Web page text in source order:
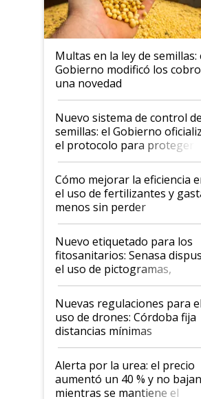
Multas en la ley de semillas:
Gobierno modificó los
una novedad
Nuevo sistema de control de
semillas: el Gobierno
el protocolo para proteger la
propiedad intelectual
Cómo mejorar la eficiencia
el uso de fertilizantes y
menos sin perder
productividad en la
fina
Nuevo etiquetado para los
fitosanitarios: Senasa
el uso de pictogramas,
palabras de advertencia e
indicaciones
Nuevas regulaciones para el
uso de drones: Córdoba fija
distancias mínimas
Alerta por la urea: el precio
aumentó un 40 % y no bajan
mientras se mantiene el